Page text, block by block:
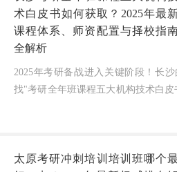
术白皮书如何获取？2025年最
课程体系、师资配置与择校指
全解析
2025年考研备战进入关键阶段！长
找"考研全年班课程五大机构技术白皮
繁多的选择和各具特色的宣传，许多
太原考研冲刺培训培训班哪个最